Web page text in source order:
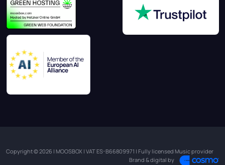
Copyright © 2026 | MOOSBOX | VAT ES-B66809971 | Fully licensed Music provider
Brand & digital by